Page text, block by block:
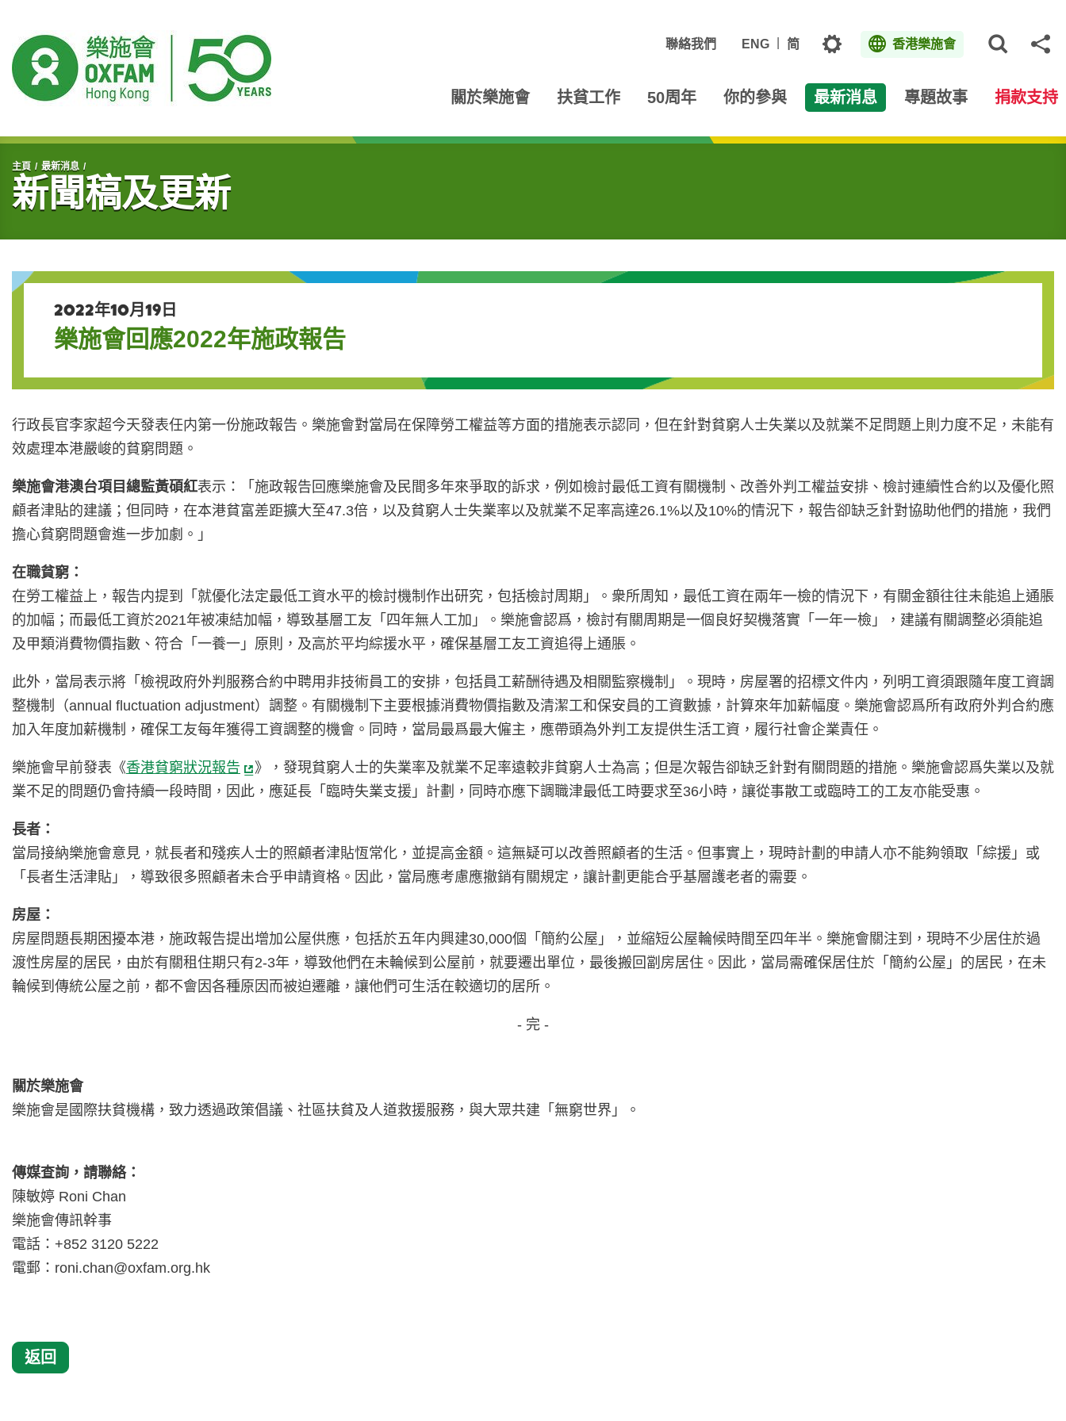
聯絡我們 ENG 简 主題 香港樂施會
關於樂施會 扶貧工作 50周年 你的參與 最新消息 專題故事 捐款支持
開始主要內容
主頁 最新消息
新聞稿及更新
2022年10月19日
樂施會回應2022年施政報告
行政長官李家超今天發表任内第一份施政報告。樂施會對當局在保障勞工權益等方面的措施表示認同，但在針對貧窮人士失業以及就業不足問題上則力度不足，未能有
效處理本港嚴峻的貧窮問題。
樂施會港澳台項目總監黃碩紅表示：「施政報告回應樂施會及民間多年來爭取的訴求，例如檢討最低工資有關機制、改善外判工權益安排、檢討連續性合約以及優化照
顧者津貼的建議；但同時，在本港貧富差距擴大至47.3倍，以及貧窮人士失業率以及就業不足率高達26.1%以及10%的情況下，報告卻缺乏針對協助他們的措施，我們
擔心貧窮問題會進一步加劇。」
在職貧窮：
在勞工權益上，報告内提到「就優化法定最低工資水平的檢討機制作出研究，包括檢討周期」。衆所周知，最低工資在兩年一檢的情況下，有關金額往往未能追上通脹
的加幅；而最低工資於2021年被凍結加幅，導致基層工友「四年無人工加」。樂施會認爲，檢討有關周期是一個良好契機落實「一年一檢」，建議有關調整必須能追
及甲類消費物價指數、符合「一養一」原則，及高於平均綜援水平，確保基層工友工資追得上通脹。
此外，當局表示將「檢視政府外判服務合約中聘用非技術員工的安排，包括員工薪酬待遇及相關監察機制」。現時，房屋署的招標文件内，列明工資須跟隨年度工資調
整機制（annual fluctuation adjustment）調整。有關機制下主要根據消費物價指數及清潔工和保安員的工資數據，計算來年加薪幅度。樂施會認爲所有政府外判合約應
加入年度加薪機制，確保工友每年獲得工資調整的機會。同時，當局最爲最大僱主，應帶頭為外判工友提供生活工資，履行社會企業責任。
樂施會早前發表《香港貧窮狀況報告
》，發現貧窮人士的失業率及就業不足率遠較非貧窮人士為高；但是次報告卻缺乏針對有關問題的措施。樂施會認爲失業以及就
業不足的問題仍會持續一段時間，因此，應延長「臨時失業支援」計劃，同時亦應下調職津最低工時要求至36小時，讓從事散工或臨時工的工友亦能受惠。
長者：
當局接納樂施會意見，就長者和殘疾人士的照顧者津貼恆常化，並提高金額。這無疑可以改善照顧者的生活。但事實上，現時計劃的申請人亦不能夠領取「綜援」或
「長者生活津貼」，導致很多照顧者未合乎申請資格。因此，當局應考慮應撤銷有關規定，讓計劃更能合乎基層護老者的需要。
房屋：
房屋問題長期困擾本港，施政報告提出增加公屋供應，包括於五年内興建30,000個「簡約公屋」，並縮短公屋輪候時間至四年半。樂施會關注到，現時不少居住於過
渡性房屋的居民，由於有關租住期只有2-3年，導致他們在未輪候到公屋前，就要遷出單位，最後搬回劏房居住。因此，當局需確保居住於「簡約公屋」的居民，在未
輪候到傳統公屋之前，都不會因各種原因而被迫遷離，讓他們可生活在較適切的居所。
- 完 -
關於樂施會
樂施會是國際扶貧機構，致力透過政策倡議、社區扶貧及人道救援服務，與大眾共建「無窮世界」。
傳媒查詢，請聯絡：
陳敏婷 Roni Chan
樂施會傳訊幹事
電話：+852 3120 5222
電郵： roni.chan@oxfam.org.hk
返回